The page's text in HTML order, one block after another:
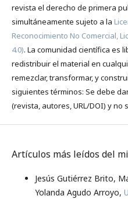
revista el derecho de primera
simultáneamente sujeto a la
Reconocimiento No Comercial,
4.0). La comunidad científica es
redistribuir el material en
remezclar, transformar, y
siguientes términos: Se debe
(revista, autores, URL/DOI) y
Artículos más leídos del
Jesús Gutiérrez Brito,
Yolanda Agudo Arroyo,